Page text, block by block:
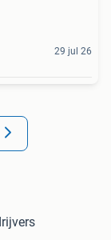
29 jul 26